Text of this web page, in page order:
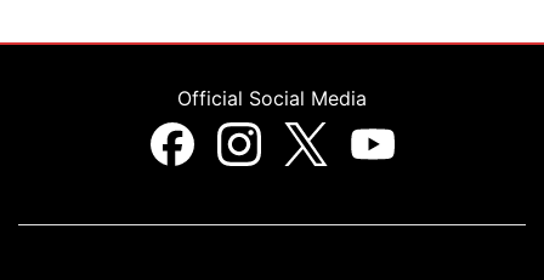
Official Social Media